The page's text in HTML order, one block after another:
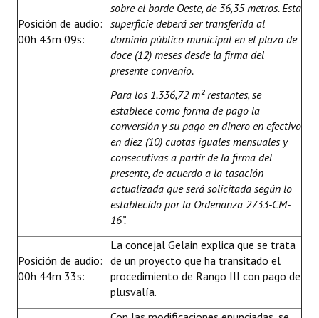
Posición de audio:
00h 43m 09s:
sobre el borde Oeste, de 36,35 metros. Esta
superficie deberá ser transferida al
dominio público municipal en el plazo de
doce (12) meses desde la firma del
presente convenio.
Para los 1.336,72 m² restantes, se
establece como forma de pago la
conversión y su pago en dinero en efectivo
en diez (10) cuotas iguales mensuales y
consecutivas a partir de la firma del
presente, de acuerdo a la tasación
actualizada que será solicitada según lo
establecido por la Ordenanza 2733-CM-
16”.
Posición de audio:
00h 44m 33s:
La concejal Gelain explica que se trata
de un proyecto que ha transitado el
procedimiento de Rango III con pago de
plusvalía.